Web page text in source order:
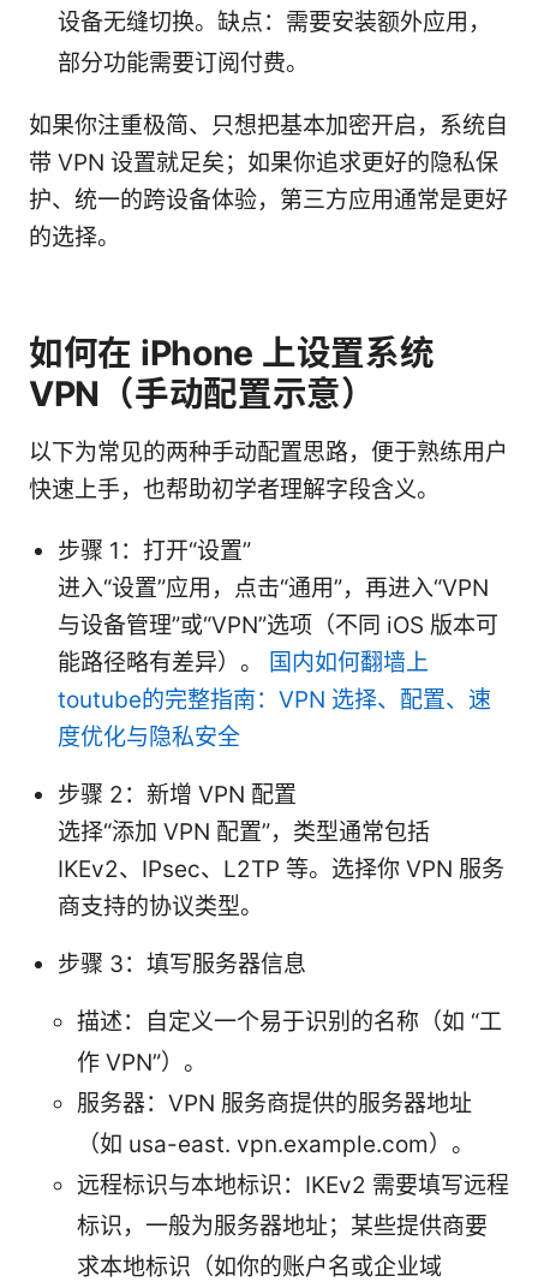
设备无缝切换。缺点：需要安装额外应用，
部分功能需要订阅付费。
如果你注重极简、只想把基本加密开启，系统自
带 VPN 设置就足矣；如果你追求更好的隐私保
护、统一的跨设备体验，第三方应用通常是更好
的选择。
如何在 iPhone 上设置系统
VPN（手动配置示意）
以下为常见的两种手动配置思路，便于熟练用户
快速上手，也帮助初学者理解字段含义。
步骤 1：打开“设置”
进入“设置”应用，点击“通用”，再进入“VPN
与设备管理”或“VPN”选项（不同 iOS 版本可
能路径略有差异）。
国内如何翻墙上
toutube的完整指南：VPN 选择、配置、速
度优化与隐私安全
步骤 2：新增 VPN 配置
选择“添加 VPN 配置”，类型通常包括
IKEv2、IPsec、L2TP 等。选择你 VPN 服务
商支持的协议类型。
步骤 3：填写服务器信息
描述：自定义一个易于识别的名称（如 “工
作 VPN”）。
服务器：VPN 服务商提供的服务器地址
（如 usa-east. vpn.example.com）。
远程标识与本地标识：IKEv2 需要填写远程
标识，一般为服务器地址；某些提供商要
求本地标识（如你的账户名或企业域